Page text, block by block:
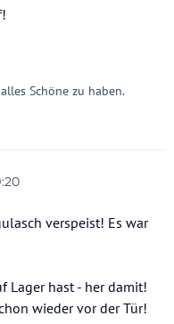
Schöne zu haben.
verspeist! Es war
Lager hast - her damit!
wieder vor der Tür!